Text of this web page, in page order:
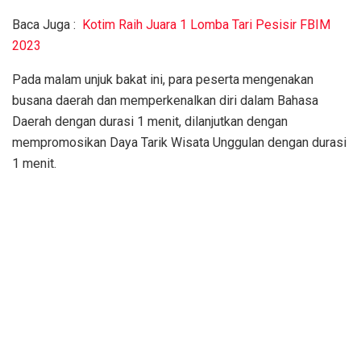
Baca Juga : Kotim Raih Juara 1 Lomba Tari Pesisir FBIM
2023
Pada malam unjuk bakat ini, para peserta mengenakan
busana daerah dan memperkenalkan diri dalam Bahasa
Daerah dengan durasi 1 menit, dilanjutkan dengan
mempromosikan Daya Tarik Wisata Unggulan dengan durasi
1 menit.